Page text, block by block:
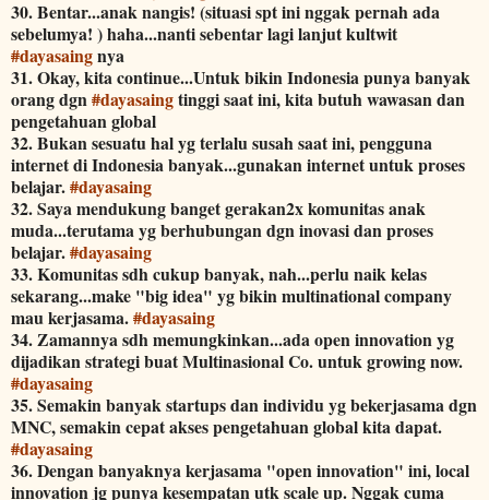
30. Bentar...anak nangis! (situasi spt ini nggak pernah ada
sebelumya! ) haha...nanti sebentar lagi lanjut kultwit
#dayasaingnya
31. Okay, kita continue...Untuk bikin Indonesia punya banyak
orang dgn#dayasaingtinggi saat ini, kita butuh wawasan dan
pengetahuan global
32. Bukan sesuatu hal yg terlalu susah saat ini, pengguna
internet di Indonesia banyak...gunakan internet untuk proses
belajar.#dayasaing
32. Saya mendukung banget gerakan2x komunitas anak
muda...terutama yg berhubungan dgn inovasi dan proses
belajar.#dayasaing
33. Komunitas sdh cukup banyak, nah...perlu naik kelas
sekarang...make "big idea" yg bikin multinational company
mau kerjasama.#dayasaing
34. Zamannya sdh memungkinkan...ada open innovation yg
dijadikan strategi buat Multinasional Co. untuk growing now.
#dayasaing
35. Semakin banyak startups dan individu yg bekerjasama dgn
MNC, semakin cepat akses pengetahuan global kita dapat.
#dayasaing
36. Dengan banyaknya kerjasama "open innovation" ini, local
innovation jg punya kesempatan utk scale up. Nggak cuma